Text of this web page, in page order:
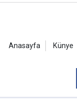
Anasayfa Künye